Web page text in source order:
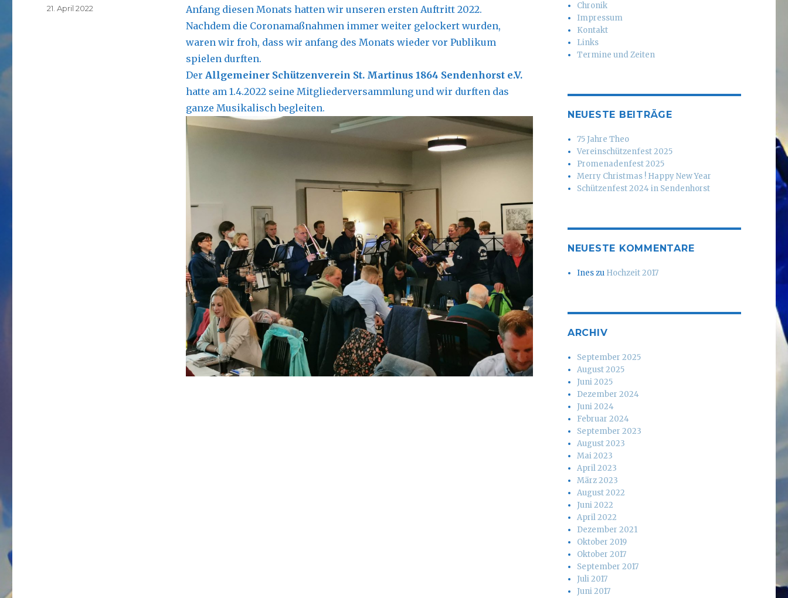
Anfang diesen Monats hatten wir unseren ersten Auftritt 2022.
Nachdem die Coronamaßnahmen immer weiter gelockert wurden,
waren wir froh, dass wir anfang des Monats wieder vor Publikum
spielen durften.
Der Allgemeiner Schützenverein St. Martinus 1864 Sendenhorst e.V.
hatte am 1.4.2022 seine Mitgliederversammlungund wir durften das
ganze Musikalisch begleiten.
Veröffentlicht
21. April 2022
Chronik
Impressum
Kontakt
Links
Termine und Zeiten
NEUESTE BEITRÄGE
75 Jahre Theo
Vereinschützenfest 2025
Promenadenfest 2025
Merry Christmas ! Happy New Year
Schützenfest 2024 in Sendenhorst
NEUESTE KOMMENTARE
Ineszu Hochzeit 2017
ARCHIV
September 2025
August 2025
Juni 2025
Dezember 2024
Juni 2024
Februar 2024
September 2023
August 2023
Mai 2023
April 2023
März 2023
August 2022
Juni 2022
April 2022
Dezember 2021
Oktober 2019
Oktober 2017
September 2017
Juli 2017
Juni 2017